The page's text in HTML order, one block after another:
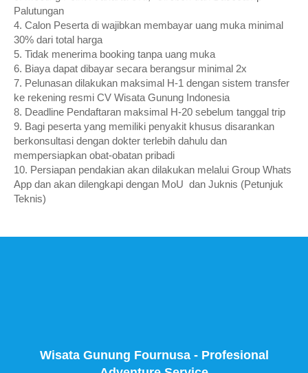
Palutungan
4. Calon Peserta di wajibkan membayar uang muka minimal
30% dari total harga
5. Tidak menerima booking tanpa uang muka
6. Biaya dapat dibayar secara berangsur minimal 2x
7. Pelunasan dilakukan maksimal H-1 dengan sistem transfer
ke rekening resmi CV Wisata Gunung Indonesia
8. Deadline Pendaftaran maksimal H-20 sebelum tanggal trip
9. Bagi peserta yang memiliki penyakit khusus disarankan
berkonsultasi dengan dokter terlebih dahulu dan
mempersiapkan obat-obatan pribadi
10. Persiapan pendakian akan dilakukan melalui Group Whats
App dan akan dilengkapi dengan MoU dan Juknis (Petunjuk
Teknis)
Wisata Gunung Fournusa - Profesional